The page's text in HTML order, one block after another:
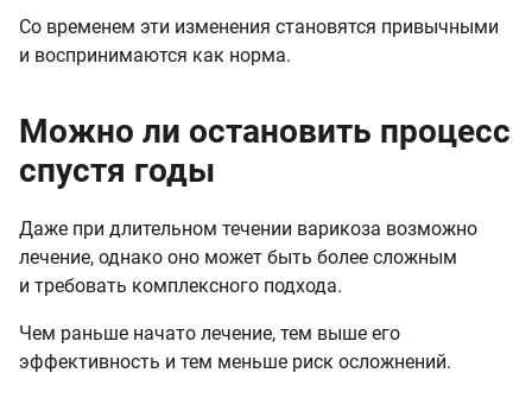
Со временем эти изменения становятся привычными
и воспринимаются как норма.
Можно ли остановить процесс
спустя годы
Даже при длительном течении варикоза возможно
лечение, однако оно может быть более сложным
и требовать комплексного подхода.
Чем раньше начато лечение, тем выше его
эффективность и тем меньше риск осложнений.